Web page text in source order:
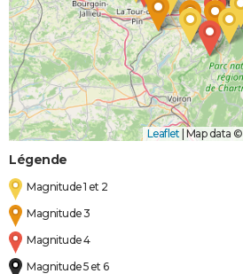
Leaflet | Map data ©
Légende
Magnitude 1 et 2
Magnitude 3
Magnitude 4
Magnitude 5 et 6